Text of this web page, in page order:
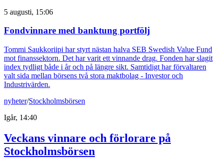
5 augusti, 15:06
Fondvinnare med banktung portfölj
Tommi Saukkoriipi har styrt nästan halva SEB Swedish Value Fund
mot finanssektorn. Det har varit ett vinnande drag. Fonden har slagit
index tydligt både i år och på längre sikt. Samtidigt har förvaltaren
valt sida mellan börsens två stora maktbolag - Investor och
Industrivärden.
nyheter/Stockholmsbörsen
Igår, 14:40
Veckans vinnare och förlorare på
Stockholmsbörsen